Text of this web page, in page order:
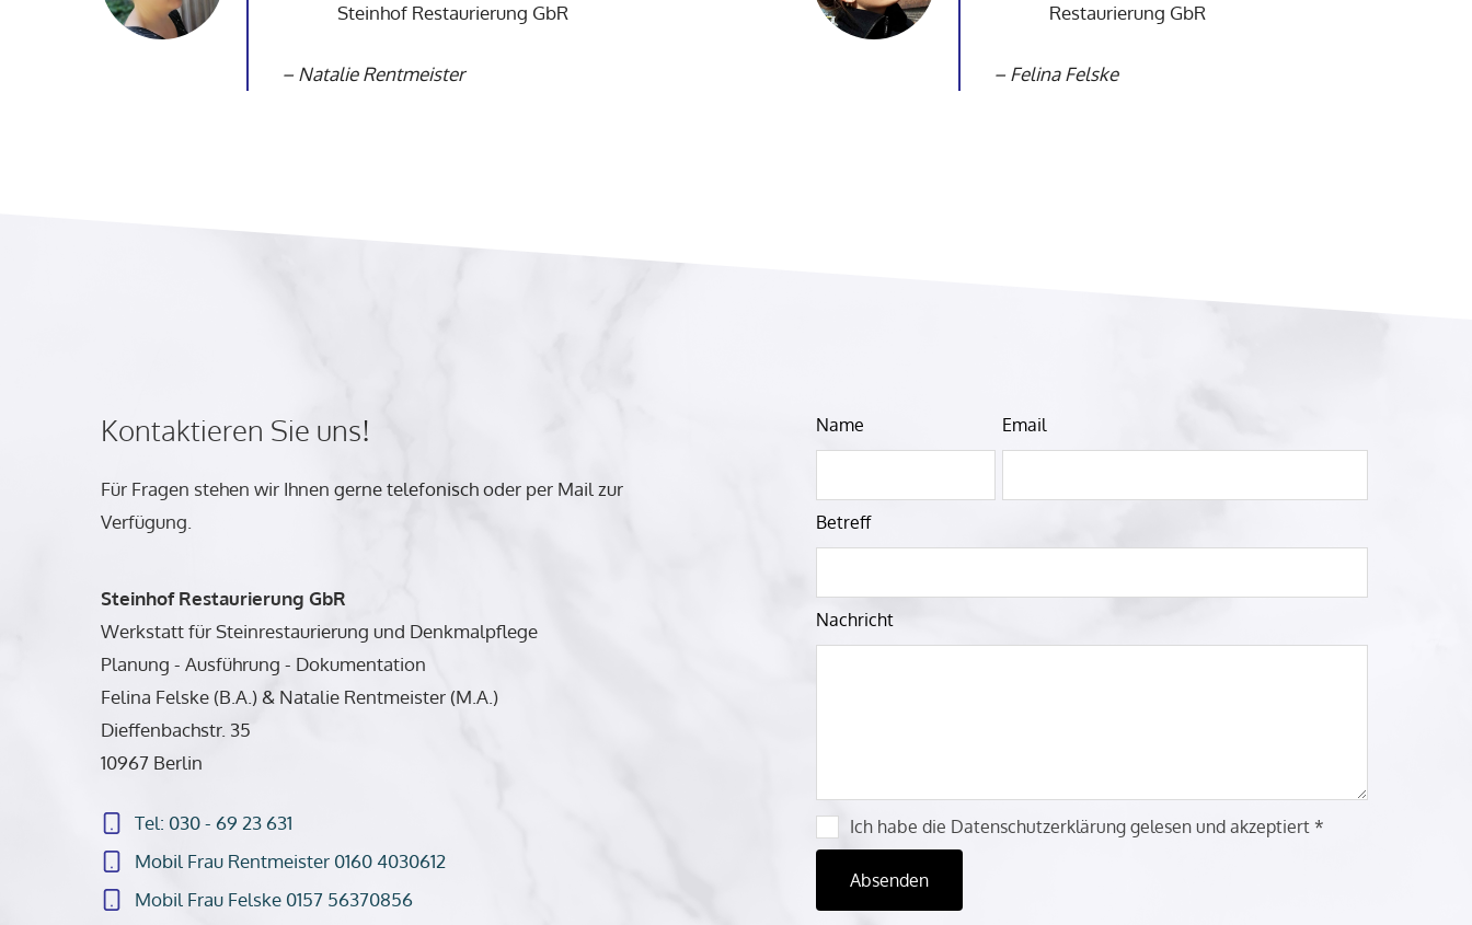
Steinhof Restaurierung GbR
– Natalie Rentmeister
Restaurierung GbR
– Felina Felske
Kontaktieren Sie uns!
Für Fragen stehen wir Ihnen gerne telefonisch oder per Mail zur
Verfügung.
Steinhof Restaurierung GbR
Werkstatt für Steinrestaurierung und Denkmalpflege
Planung - Ausführung - Dokumentation
Felina Felske (B.A.) & Natalie Rentmeister (M.A.)
Dieffenbachstr. 35
10967 Berlin
Tel: 030 - 69 23 631
Mobil Frau Rentmeister 0160 4030612
Mobil Frau Felske 0157 56370856
Lass
dieses
leer
Name Email
Betreff
Nachricht
Ich habe die Datenschutzerklärung gelesen und akzeptiert *
Absenden